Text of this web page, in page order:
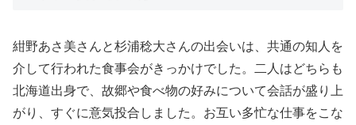
紺野あさ美さんと杉浦稔大さんの出会いは、共通の知人を
介して行われた食事会がきっかけでした。二人はどちらも
北海道出身で、故郷や食べ物の好みについて会話が盛り上
がり、すぐに意気投合しました。お互い多忙な仕事をこな